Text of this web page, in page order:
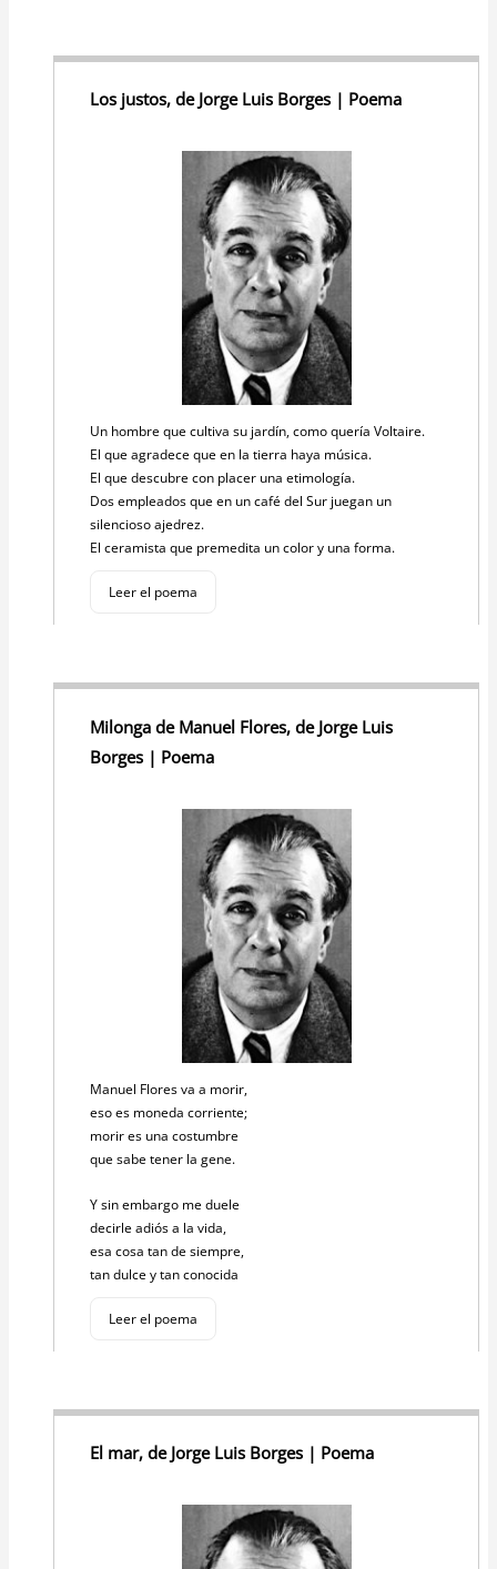
Los justos, de Jorge Luis Borges | Poema
Un hombre que cultiva su jardín, como quería Voltaire.
El que agradece que en la tierra haya música.
El que descubre con placer una etimología.
Dos empleados que en un café del Sur juegan un
silencioso ajedrez.
El ceramista que premedita un color y una forma.
Leer el poema
Milonga de Manuel Flores, de Jorge Luis
Borges | Poema
Manuel Flores va a morir,
eso es moneda corriente;
morir es una costumbre
que sabe tener la gene.
Y sin embargo me duele
decirle adiós a la vida,
esa cosa tan de siempre,
tan dulce y tan conocida
Leer el poema
El mar, de Jorge Luis Borges | Poema